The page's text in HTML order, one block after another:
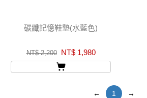
碳纖記憶鞋墊(水藍色)
NT$ 2,200 NT$ 1,980
← 1 →